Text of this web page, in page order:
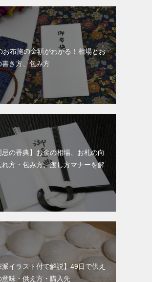
お布施の金額がわかる！相場とお
書き方、包み方
忌の香典】お金の相場、お札の向
れ方・包み方、渡し方マナーを解
派イラスト付で解説】49日で供え
意味・供え方・購入先